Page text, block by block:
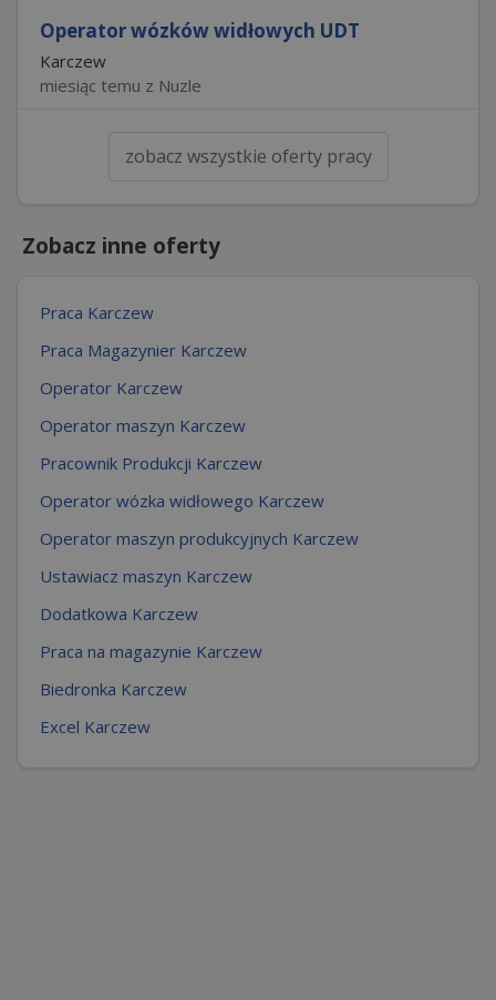
Operator wózków widłowych UDT
Karczew
miesiąc temu z Nuzle
zobacz wszystkie oferty pracy
Zobacz inne oferty
Praca Karczew
Praca Magazynier Karczew
Operator Karczew
Operator maszyn Karczew
Pracownik Produkcji Karczew
Operator wózka widłowego Karczew
Operator maszyn produkcyjnych Karczew
Ustawiacz maszyn Karczew
Dodatkowa Karczew
Praca na magazynie Karczew
Biedronka Karczew
Excel Karczew